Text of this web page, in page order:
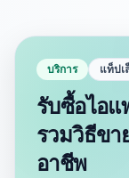
บริการ แท็ปเ
รับซื้อไอ
รวมวิธีขา
อาชีพ